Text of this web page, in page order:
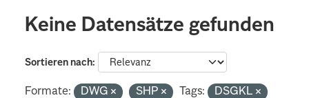
Keine Datensätze gefunden
Sortieren nach
Formate: DWG SHP Tags:
DSGKL